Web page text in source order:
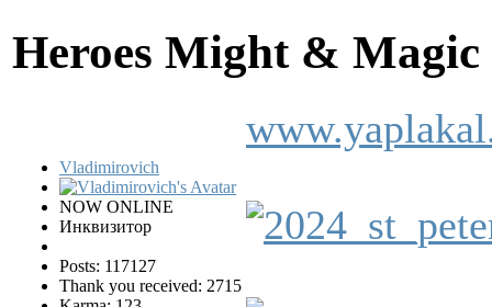
Heroes Might &
Vladimirovich
NOW ONLINE
Инквизитор
Posts: 117127
Thank you received: 2715